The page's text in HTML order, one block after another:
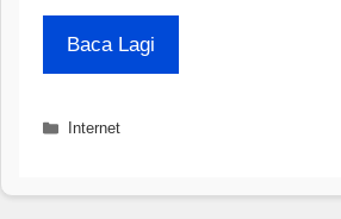
Baca Lagi
Categories
Internet